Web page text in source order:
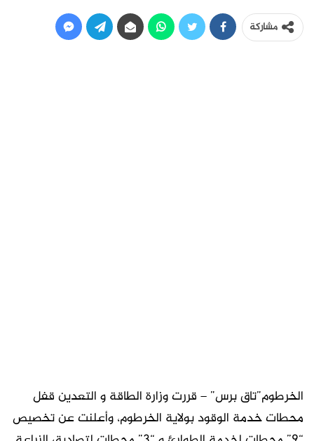
مشاركة
الخرطوم”تاق برس” – قررت وزارة الطاقة و التعدين قفل
محطات خدمة الوقود بولاية الخرطوم، وأعلنت عن تخصيص